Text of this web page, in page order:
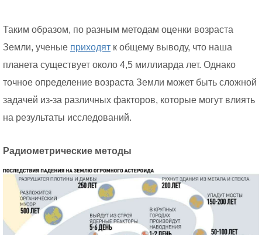
Таким образом, по разным методам оценки возраста
Земли, ученые приходят к общему выводу, что наша
планета существует около 4,5 миллиарда лет. Однако
точное определение возраста Земли может быть сложной
задачей из-за различных факторов, которые могут влиять
на результаты исследований.
Радиометрические методы